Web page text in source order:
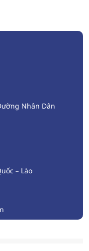
Nhân Dân
– Lào